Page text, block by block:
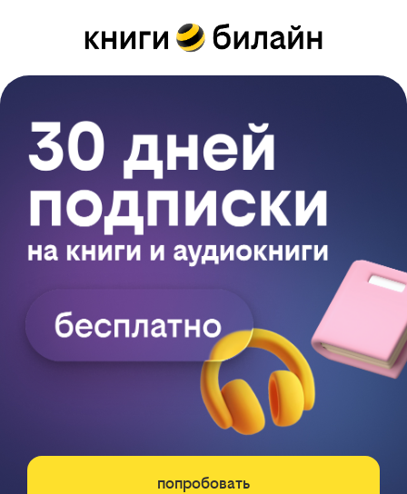
попробовать